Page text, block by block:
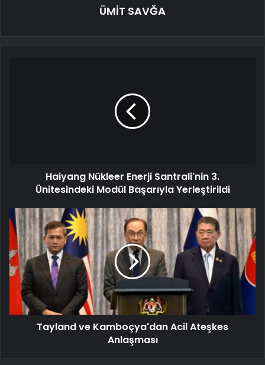
ÜMİT SAVĞA
Haiyang Nükleer Enerji Santrali'nin 3.
Ünitesindeki Modül Başarıyla Yerleştirildi
Tayland ve Kamboçya'dan Acil Ateşkes
Anlaşması